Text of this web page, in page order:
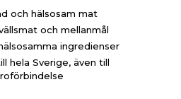
och hälsosam mat
och mellanmål
ingredienser
hela Sverige, även till